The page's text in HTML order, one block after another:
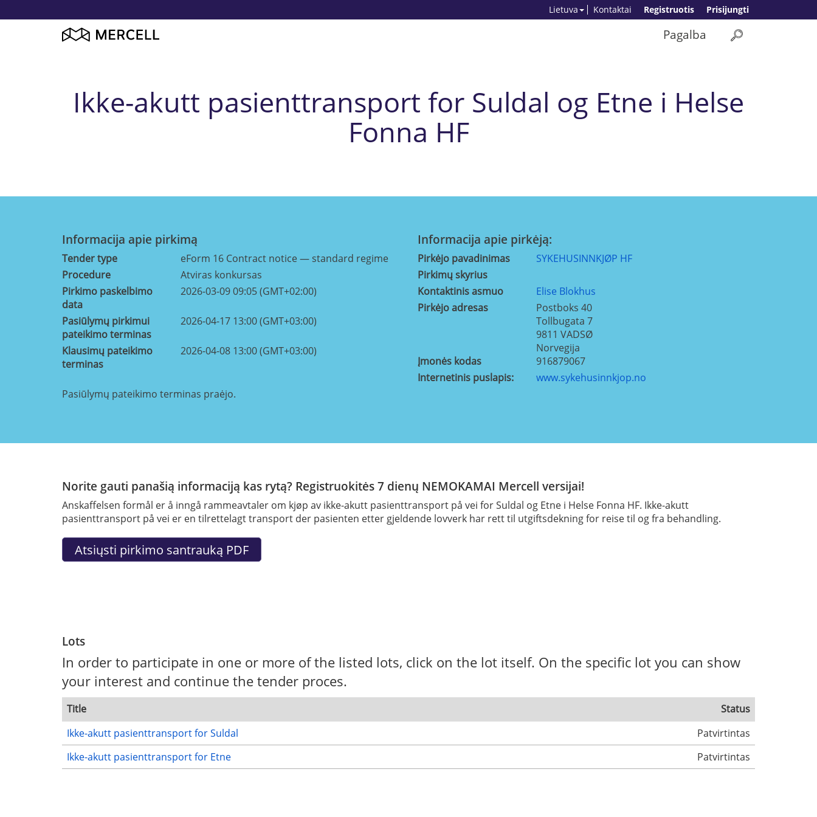
Prisijungti
Registruotis
Kontaktai
Lietuva
Pagalba
Ikke-akutt pasienttransport for Suldal og Etne i Helse
Fonna HF
Informacija apie pirkimą
Tender type
eForm 16 Contract notice — standard regime
Procedure
Atviras konkursas
Pirkimo paskelbimo
data
2026-03-09 09:05 (GMT+02:00)
Pasiūlymų pirkimui
pateikimo terminas
2026-04-17 13:00 (GMT+03:00)
Klausimų pateikimo
terminas
2026-04-08 13:00 (GMT+03:00)
Informacija apie pirkėją:
Pirkėjo pavadinimas
SYKEHUSINNKJØP HF
Pirkimų skyrius
Kontaktinis asmuo
Elise Blokhus
Pirkėjo adresas
Postboks 40
Tollbugata 7
9811 VADSØ
Norvegija
Įmonės kodas
916879067
Internetinis puslapis:
www.sykehusinnkjop.no
Pasiūlymų pateikimo terminas praėjo.
Norite gauti panašią informaciją kas rytą? Registruokitės 7 dienų NEMOKAMAI Mercell versijai!
Anskaffelsen formål er å inngå rammeavtaler om kjøp av ikke-akutt pasienttransport på vei for Suldal og Etne i Helse Fonna HF. Ikke-akutt
pasienttransport på vei er en tilrettelagt transport der pasienten etter gjeldende lovverk har rett til utgiftsdekning for reise til og fra behandling.
Lots
In order to participate in one or more of the listed lots, click on the lot itself. On the specific lot you can show
your interest and continue the tender proces.
Title
Status
Ikke-akutt pasienttransport for Suldal
Patvirtintas
Ikke-akutt pasienttransport for Etne
Patvirtintas